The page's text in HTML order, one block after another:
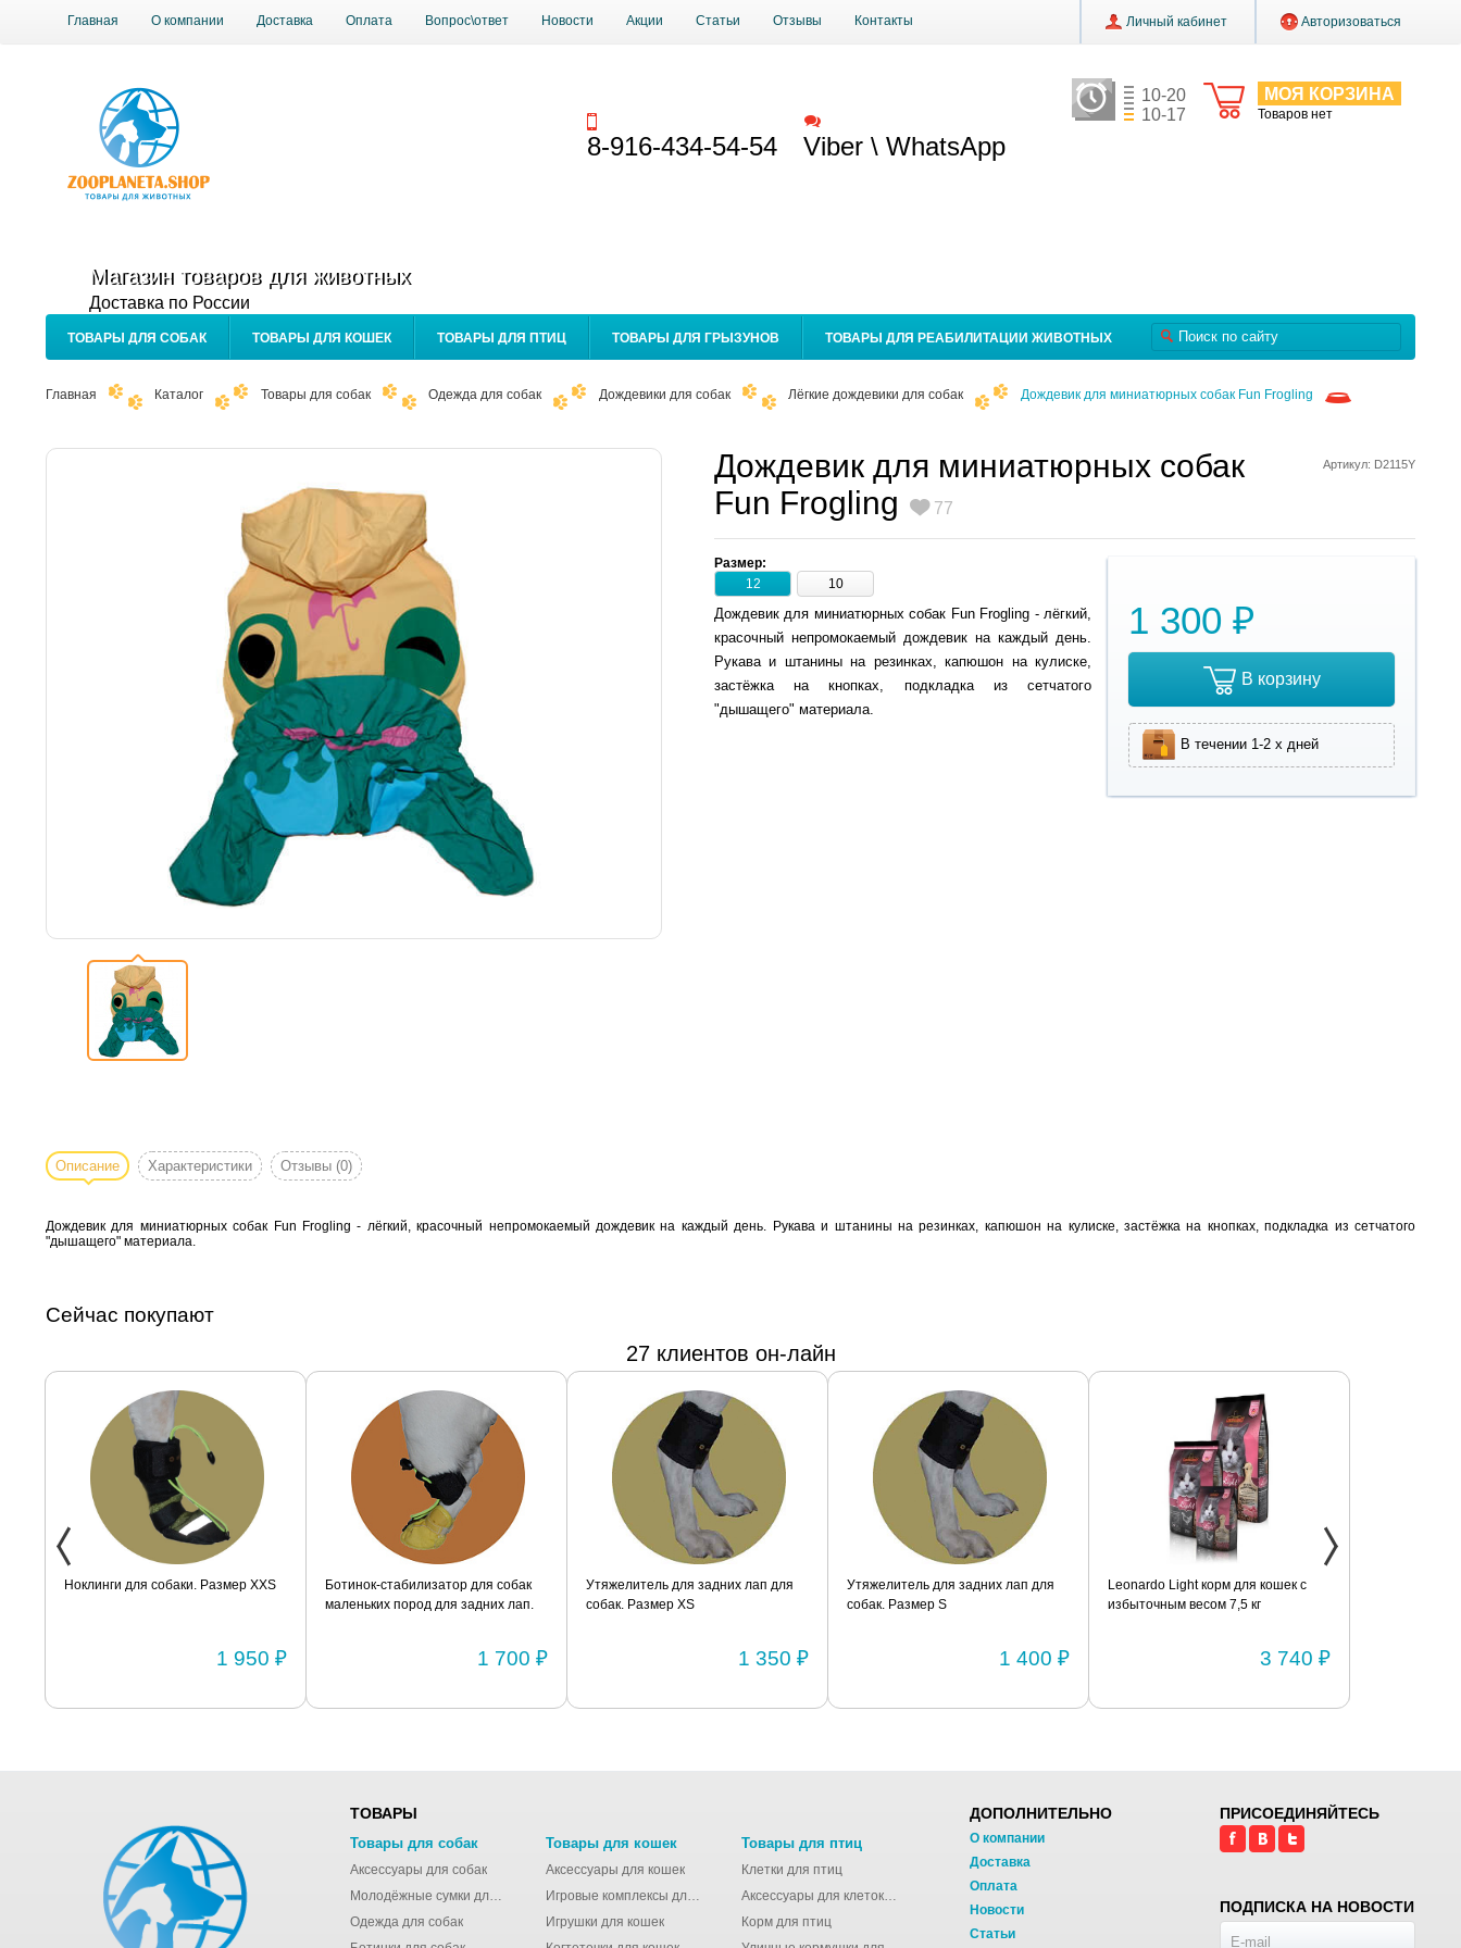
Главная О компании Доставка Оплата Вопрос\ответ Новости Акции Статьи Отзывы Контакты Личный кабинет Авторизоваться
МОЯ КОРЗИНА
Товаров нет
10-20
10-17
Магазин товаров для животных
Доставка по России
8-916-434-54-54 Viber \ WhatsApp
ТОВАРЫ ДЛЯ СОБАК ТОВАРЫ ДЛЯ КОШЕК ТОВАРЫ ДЛЯ ПТИЦ ТОВАРЫ ДЛЯ ГРЫЗУНОВ ТОВАРЫ ДЛЯ РЕАБИЛИТАЦИИ ЖИВОТНЫХ
Главная Каталог Товары для собак Одежда для собак Дождевики для собак Лёгкие дождевики для собак Дождевик для миниатюрных собак Fun Frogling
Артикул: D2115Y
Дождевик для миниатюрных собак
Fun Frogling
77
Размер:
12
10
1 300 ₽
В корзину
В течении 1-2 х дней
Дождевик для миниатюрных собак Fun Frogling - лёгкий,
красочный непромокаемый дождевик на каждый день.
Рукава и штанины на резинках, капюшон на кулиске,
застёжка на кнопках, подкладка из сетчатого
"дышащего" материала.
Описание Характеристики Отзывы (0)
Дождевик для миниатюрных собак Fun Frogling - лёгкий, красочный непромокаемый дождевик на каждый день. Рукава и штанины на резинках, капюшон на кулиске, застёжка на кнопках, подкладка из сетчатого
"дышащего" материала.
Сейчас покупают
27 клиентов он-лайн
Ноклинги для собаки. Размер XXS
1 950 ₽
Ботинок-стабилизатор для собак
маленьких пород для задних лап.
1 700 ₽
Утяжелитель для задних лап для
собак. Размер XS
1 350 ₽
Утяжелитель для задних лап для
собак. Размер S
1 400 ₽
Leonardo Light корм для кошек с
избыточным весом 7,5 кг
3 740 ₽
ТОВАРЫ
Товары для собак
Аксессуары для собак
Молодёжные сумки для девушек
Одежда для собак
Товары для кошек
Аксессуары для кошек
Игровые комплексы для кошек
Игрушки для кошек
Товары для птиц
Клетки для птиц
Аксессуары для клеток для птиц
Корм для птиц
ДОПОЛНИТЕЛЬНО
О компании
Доставка
Оплата
Новости
Статьи
ПРИСОЕДИНЯЙТЕСЬ
ПОДПИСКА НА НОВОСТИ